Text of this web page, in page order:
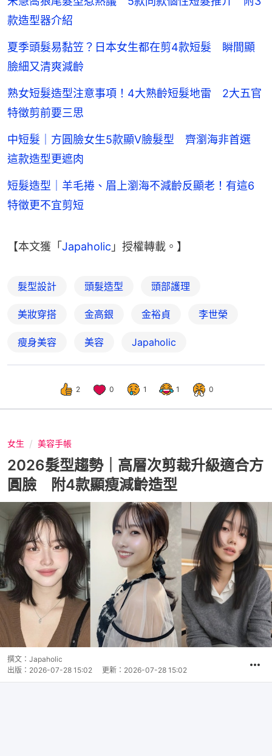
款造型器介紹
夏季頭髮易黏笠？日本女生都在剪4款短髮 瞬間顯
臉細又清爽減齡
熟女短髮造型注意事項！4大熟齡短髮地雷 2大五官
特徵剪前要三思
中短髮｜方圓臉女生5款顯V臉髮型 齊瀏海非首選
這款造型更遮肉
短髮造型｜羊毛捲、眉上瀏海不減齡反顯老！有這6
特徵更不宜剪短
【本文獲「 Japaholic 」授權轉載。】
髮型設計 頭髮造型 頭部護理
美妝穿搭 金高銀 金裕貞 李世榮
瘦身美容 美容 Japaholic
2 0 1 1 0
女生 美容手帳
2026髮型趨勢｜高層次剪裁升級適合方
圓臉 附4款顯瘦減齡造型
撰文： Japaholic
出版： 2026-07-28 15:02 更新： 2026-07-28 15:02